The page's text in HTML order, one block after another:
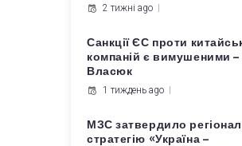
2 тижні ago
Санкції ЄС проти
компаній є вимушеними –
Власюк
1 тиждень ago
МЗС затвердило
стратегію «Україна –